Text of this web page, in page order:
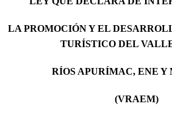
LA PROMOCIÓN Y EL
TURÍSTICO DEL
RÍOS APURÍMAC, ENE Y
(VRAEM)